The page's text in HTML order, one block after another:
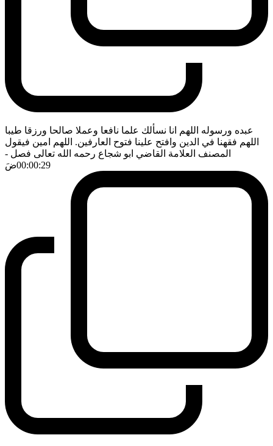
عبده ورسوله اللهم انا نسألك علما نافعا وعملا صالحا ورزقا طيبا
اللهم فقهنا في الدين وافتح علينا فتوح العارفين. اللهم امين فيقول
المصنف العلامة القاضي ابو شجاع رحمه الله تعالى فصل -
00:00:29ضَ